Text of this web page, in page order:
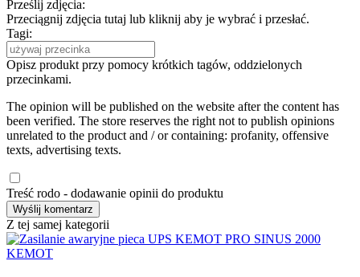
Prześlij zdjęcia:
Przeciągnij zdjęcia tutaj lub kliknij aby je wybrać i przesłać.
Tagi:
Opisz produkt przy pomocy krótkich tagów, oddzielonych
przecinkami.
The opinion will be published on the website after the content has
been verified. The store reserves the right not to publish opinions
unrelated to the product and / or containing: profanity, offensive
texts, advertising texts.
Treść rodo - dodawanie opinii do produktu
Z tej samej kategorii
KEMOT